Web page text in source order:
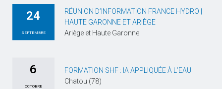
24
SEPTEMBRE
RÉUNION D’INFORMATION FRANCE HYDRO |
HAUTE GARONNE ET ARIÈGE
Ariège et Haute Garonne
6
OCTOBRE
FORMATION SHF : IA APPLIQUÉE À L’EAU
Chatou (78)